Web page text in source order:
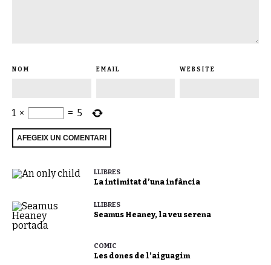
NOM EMAIL WEBSITE
1 × = 5
LLIBRES
La intimitat d’una infància
LLIBRES
Seamus Heaney, la veu serena
CÒMIC
Les dones de l’aiguagim